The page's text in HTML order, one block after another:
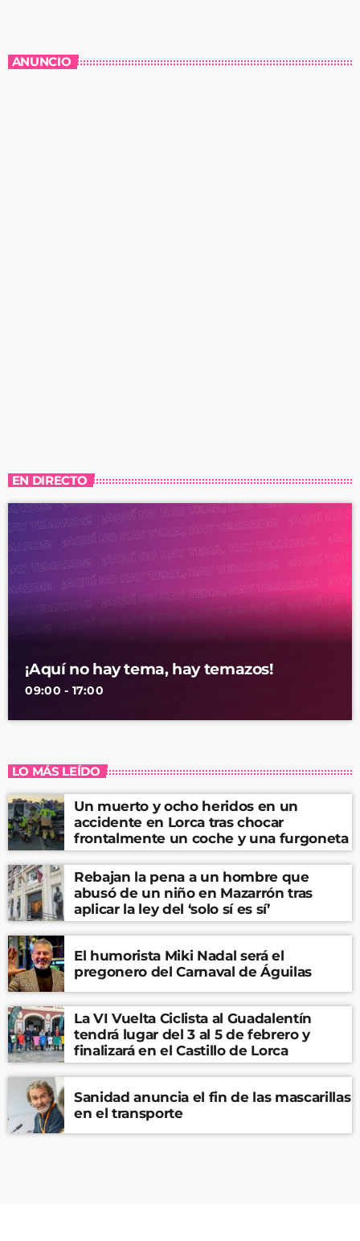
ANUNCIO
EN DIRECTO
¡Aquí no hay tema, hay temazos!
09:00 - 17:00
LO MÁS LEÍDO
Un muerto y ocho heridos en un
accidente en Lorca tras chocar
frontalmente un coche y una furgoneta
Rebajan la pena a un hombre que
abusó de un niño en Mazarrón tras
aplicar la ley del ‘solo sí es sí’
El humorista Miki Nadal será el
pregonero del Carnaval de Águilas
La VI Vuelta Ciclista al Guadalentín
tendrá lugar del 3 al 5 de febrero y
finalizará en el Castillo de Lorca
Sanidad anuncia el fin de las mascarillas
en el transporte